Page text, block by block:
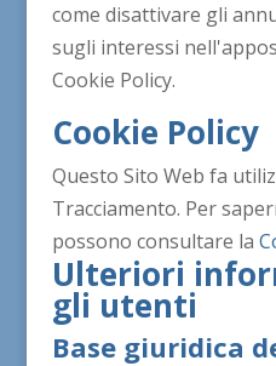
come disattivare gli
sugli interessi
Cookie Policy.
Cookie Policy
Questo Sito Web fa
Tracciamento. Per
possono consultare la
Ulteriori
gli utenti
Base giuridica